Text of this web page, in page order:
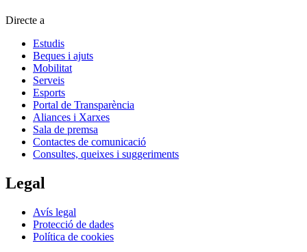
Directe a
Estudis
Beques i ajuts
Mobilitat
Serveis
Esports
Portal de Transparència
Aliances i Xarxes
Sala de premsa
Contactes de comunicació
Consultes, queixes i suggeriments
Legal
Avís legal
Protecció de dades
Política de cookies